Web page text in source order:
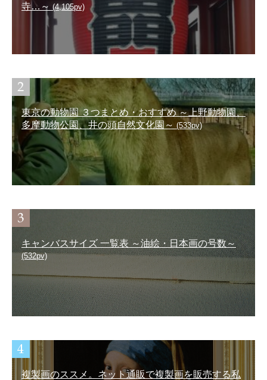
寺…～ (4,105pv)
東京の動物園 ３つまとめ・おすすめ ～上野動物園、
多摩動物公園、井の頭自然文化園～ (533pv)
キャンバスサイズ 一覧表 ～油絵・日本画の号数～
(532pv)
複製画のススメ。ネット通販で複製画を販売する私